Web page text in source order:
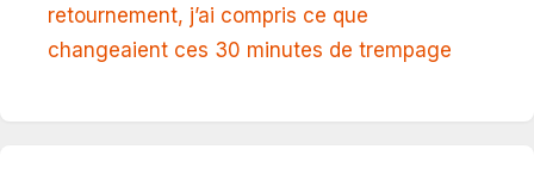
retournement, j’ai compris ce que
changeaient ces 30 minutes de trempage